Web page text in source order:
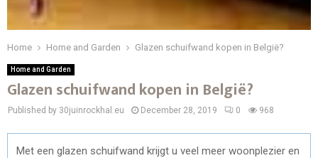
Home Home and Garden Glazen schuifwand kopen in België?
Home and Garden
Glazen schuifwand kopen in België?
Published by 30juinrockhal.eu December 28, 2019 0 968
Met een glazen schuifwand krijgt u veel meer woonplezier en